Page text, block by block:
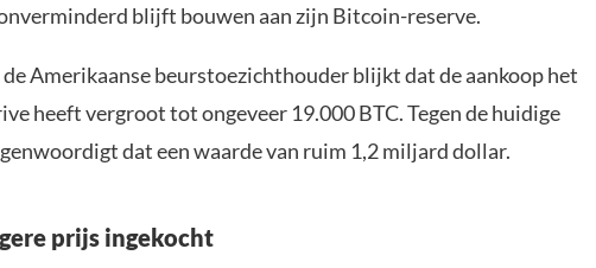
blijft bouwen aan zijn Bitcoin-reserve.
Amerikaanse beurstoezichthouder blijkt dat de aankoop het
heeft vergroot tot ongeveer 19.000 BTC. Tegen de huidige
dat een waarde van ruim 1,2 miljard dollar.
prijs ingekocht